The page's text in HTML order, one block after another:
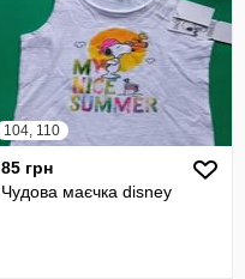
104, 110
85 грн
Чудова маєчка disney